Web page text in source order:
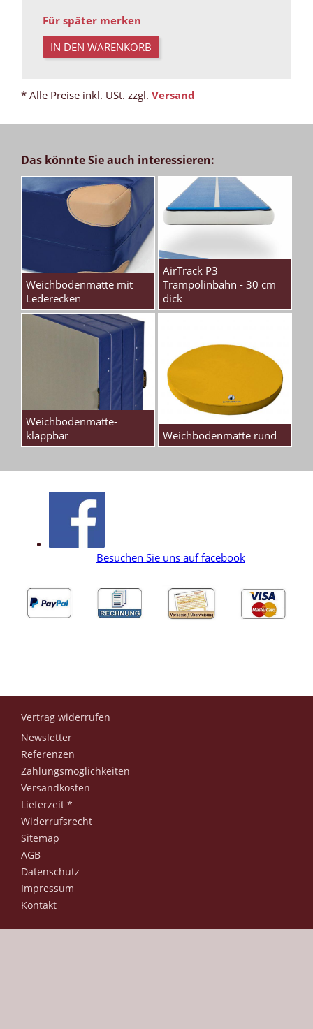
Für später merken
IN DEN WARENKORB
* Alle Preise inkl. USt. zzgl. Versand
Das könnte Sie auch interessieren:
Weichbodenmatte mit
Lederecken
AirTrack P3
Trampolinbahn - 30 cm
dick
Weichbodenmatte-
klappbar
Weichbodenmatte rund
Besuchen Sie uns auf facebook
Vertrag widerrufen
Newsletter
Referenzen
Zahlungsmöglichkeiten
Versandkosten
Lieferzeit *
Widerrufsrecht
Sitemap
AGB
Datenschutz
Impressum
Kontakt